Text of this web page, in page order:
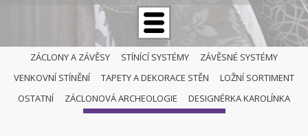
ZÁCLONY A ZÁVĚSY STÍNÍCÍ SYSTÉMY
ZÁVĚSNÉ SYSTÉMY
VENKOVNÍ STÍNĚNÍ
TAPETY A DEKORACE STĚN
LOŽNÍ SORTIMENT
OSTATNÍ
ZÁCLONOVÁ ARCHEOLOGIE DESIGNÉRKA KAROLÍNKA
GARNYŽE